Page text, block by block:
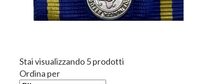
Stai visualizzando 5 prodotti
Ordina per